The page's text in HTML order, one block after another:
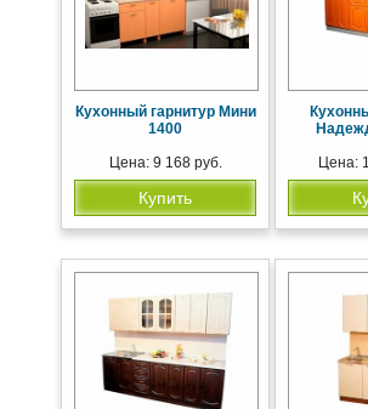
Кухонный гарнитур Мини
1400
Цена: 9 168 руб.
Купить
Цена: